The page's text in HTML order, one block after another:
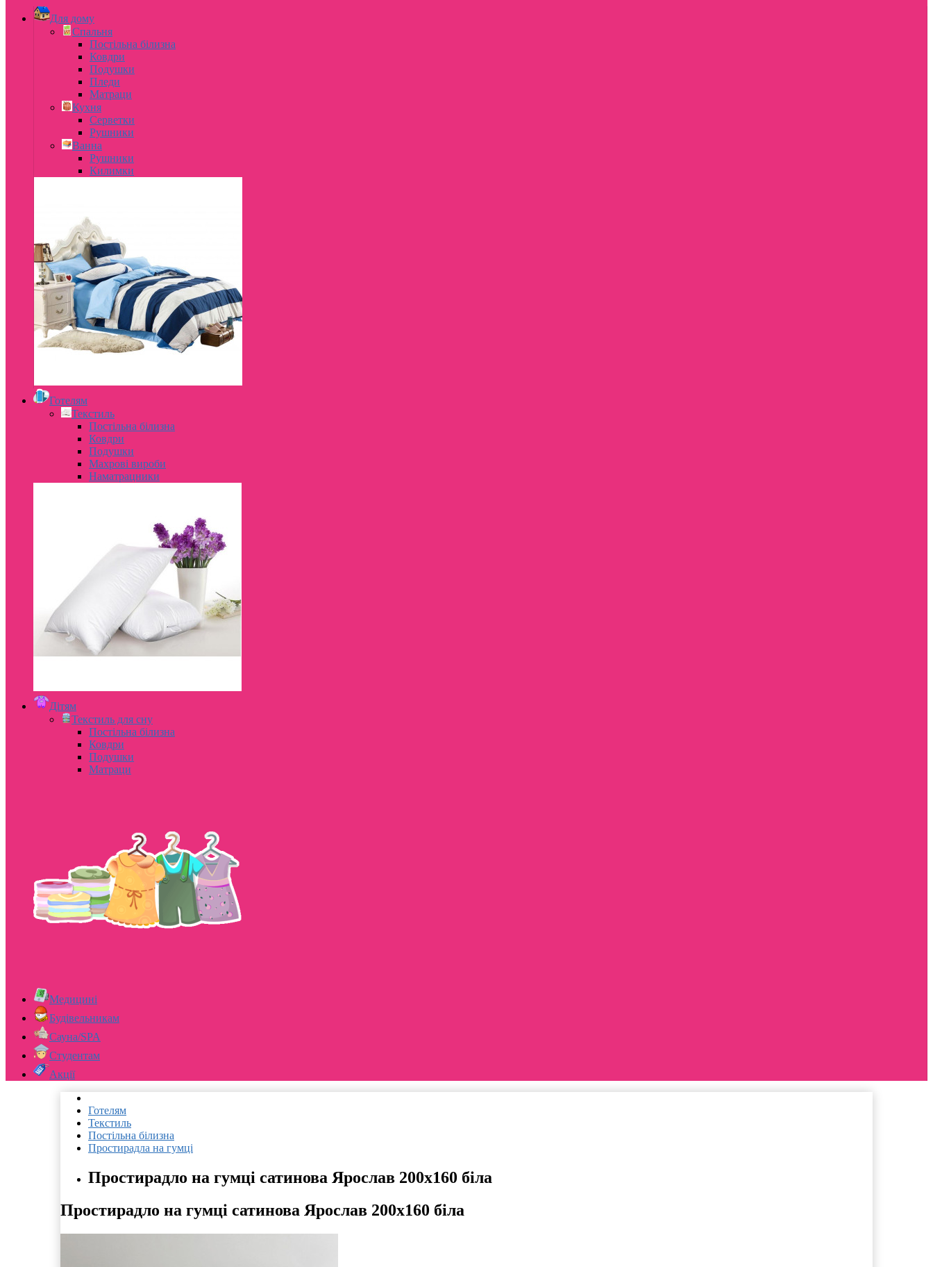
Для дому
Спальня
Постільна білизна
Ковдри
Подушки
Пледи
Матраци
Кухня
Серветки
Рушники
Ванна
Рушники
Килимки
Готелям
Текстиль
Постільна білизна
Ковдри
Подушки
Махрові вироби
Наматрацники
Дітям
Текстиль для сну
Постільна білизна
Ковдри
Подушки
Матраци
Медицині
Будівельникам
Сауна/SPA
Студентам
Акції
Готелям
Текстиль
Постільна білизна
Простирадла на гумці
Простирадло на гумці сатинова Ярослав 200х160 біла
Простирадло на гумці сатинова Ярослав 200х160 біла